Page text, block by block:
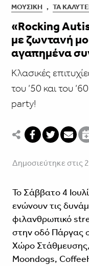
ΜΟΥΣΙΚΉ , ΤΑ
«Rocking
με ζωντανή
αγαπημένα
Κλασικές
του ’50 και του
party!
Δημοσιεύτηκε στις
Το Σάββατο 4
ενώνουν τις
φιλανθρωπικό
στην οδό Πάργας
Χώρο
Moondogs,